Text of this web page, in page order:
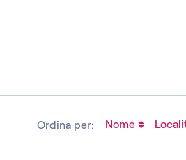
Ordina per: